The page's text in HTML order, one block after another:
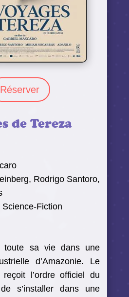
Réserver
de Tereza
Rodrigo Santoro,
Fiction
toute sa vie dans une
d’Amazonie. Le
l’ordre officiel du
s’installer dans une